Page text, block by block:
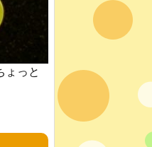
ょっと